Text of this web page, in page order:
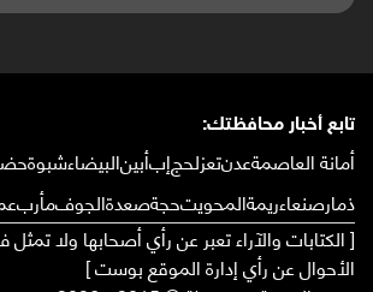
تابع أخبار محافظتك:
أمانة العاصمةعدنتعزلحجإبأبينالبيضاءشبوة
ذمارصنعاءريمةالمحويتحجةصعدةالجوفمأرب
[ الكتابات والآراء تعبر عن رأي أصحابها ولا
الأحوال عن رأي إدارة الموقع بوست ]